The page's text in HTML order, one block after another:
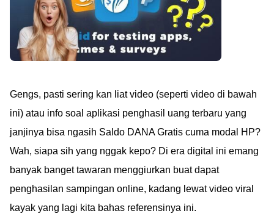
Gengs, pasti sering kan liat video (seperti video di bawah
ini) atau info soal aplikasi penghasil uang terbaru yang
janjinya bisa ngasih Saldo DANA Gratis cuma modal HP?
Wah, siapa sih yang nggak kepo? Di era digital ini emang
banyak banget tawaran menggiurkan buat dapat
penghasilan sampingan online, kadang lewat video viral
kayak yang lagi kita bahas referensinya ini.